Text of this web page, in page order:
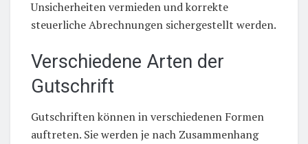
Unsicherheiten vermieden und korrekte
steuerliche Abrechnungen sichergestellt werden.
Verschiedene Arten der
Gutschrift
Gutschriften können in verschiedenen Formen
auftreten. Sie werden je nach Zusammenhang